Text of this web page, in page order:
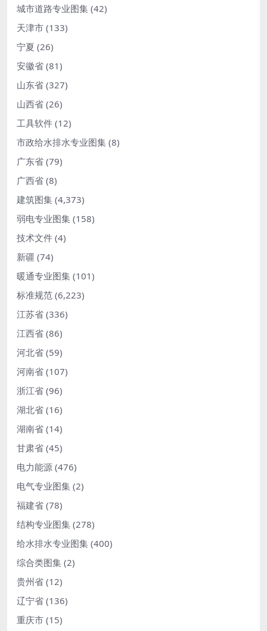
城市道路专业图集 (42)
天津市 (133)
宁夏 (26)
安徽省 (81)
山东省 (327)
山西省 (26)
工具软件 (12)
市政给水排水专业图集 (8)
广东省 (79)
广西省 (8)
建筑图集 (4,373)
弱电专业图集 (158)
技术文件 (4)
新疆 (74)
暖通专业图集 (101)
标准规范 (6,223)
江苏省 (336)
江西省 (86)
河北省 (59)
河南省 (107)
浙江省 (96)
湖北省 (16)
湖南省 (14)
甘肃省 (45)
电力能源 (476)
电气专业图集 (2)
福建省 (78)
结构专业图集 (278)
给水排水专业图集 (400)
综合类图集 (2)
贵州省 (12)
辽宁省 (136)
重庆市 (15)